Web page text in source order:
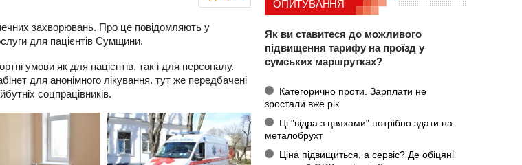
захворювань. Про це повідомляють у
для пацієнтів Сумщини.
умови як для пацієнтів, так і для персоналу.
для анонімного лікування. тут же передбачені
соцпрацівників.
ОПИТУВАННЯ
Як ви ставитеся до можливого
підвищення тарифу на проїзд у
сумських маршрутках?
Категорично проти. Зарплати не
зростали вже рік
Ці "відра з цвяхами" потрібно здати на
металобрухт
Ціна підвищиться, а сервіс? Де обіцяні